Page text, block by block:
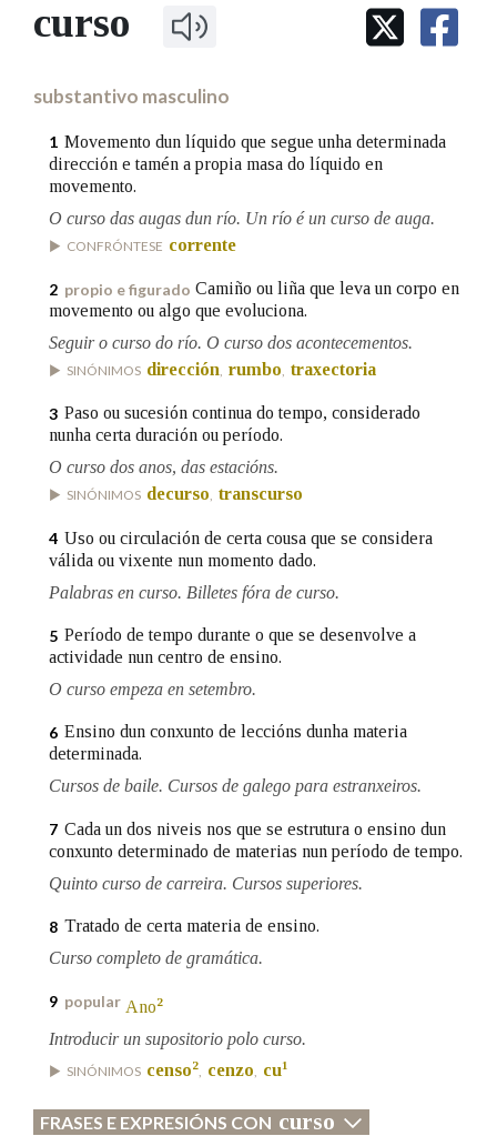
IDENTIDADE CORPORATIVA
MARCIAL DEL ADALID
FIGURAS HOMENAXEADAS
PRIMAVERA DAS LETRAS
PORTAL DAS PALABRAS
Facebook
TwitterYoutubeInstagram
Bluesky
BUSCAR NOS LEMAS
Remata por
Contén
BUSCAR NO CONTIDO
Nos exemplos
Na fraseoloxía
OUTRAS OPCIÓNS DE BUSCA
Marcas gramaticais
Pertence a
LIMPAR
curso
substantivo masculino
1 Movemento dun líquido que segue unha determinada
dirección e tamén a propia masa do líquido en
movemento.
O curso das augas dun río. Un río é un curso de auga.
CONFRÓNTESE corrente
2 propio e figurado Camiño ou liña que leva un corpo en
movemento ou algo que evoluciona.
Seguir o curso do río. O curso dos acontecementos.
SINÓNIMOS dirección rumbo traxectoria
3 Paso ou sucesión continua do tempo, considerado
nunha certa duración ou período.
O curso dos anos, das estacións.
SINÓNIMOS decurso, transcurso
4 Uso ou circulación de certa cousa que se considera
válida ou vixente nun momento dado.
Palabras en curso. Billetes fóra de curso.
5 Período de tempo durante o que se desenvolve a
actividade nun centro de ensino.
O curso empeza en setembro.
6 Ensino dun conxunto de leccións dunha materia
determinada.
Cursos de baile. Cursos de galego para estranxeiros.
7 Cada un dos niveis nos que se estrutura o ensino dun
conxunto determinado de materias nun período de tempo.
Quinto curso de carreira. Cursos superiores.
8 Tratado de certa materia de ensino.
Curso completo de gramática.
9 popular Ano2
Introducir un supositorio polo curso.
SINÓNIMOS censo2, cenzo, cu1
FRASES E EXPRESIÓNS CON curso